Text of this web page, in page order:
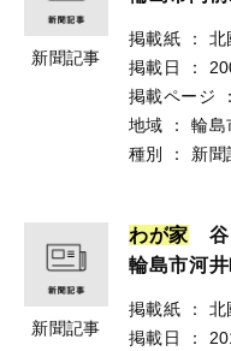
新聞記事
掲載紙 ：
北
掲載日
：
掲載ページ
：
地域
：
輪島
種別
： 新聞
新聞記事
わが家 谷
輪島市河
掲載紙 ：
北
掲載日
：